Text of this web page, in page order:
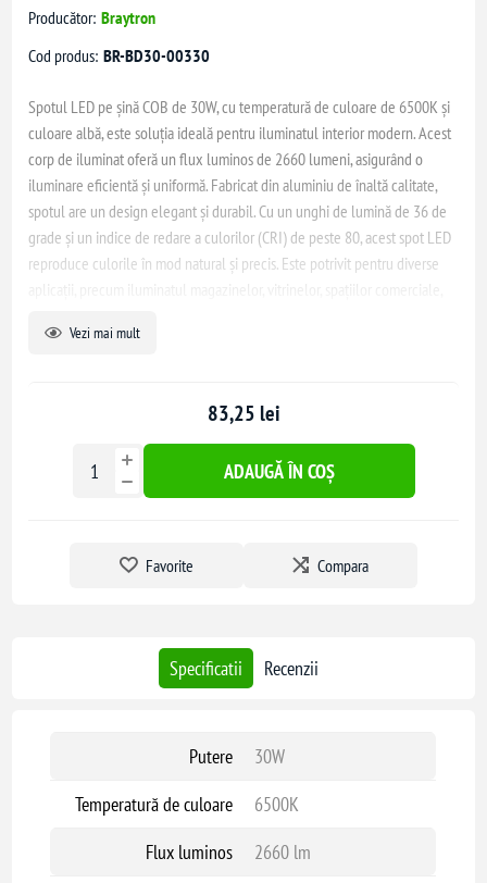
Producător: Braytron
Cod produs: BR-BD30-00330
Spotul LED pe șină COB de 30W, cu temperatură de culoare de 6500K și
culoare albă, este soluția ideală pentru iluminatul interior modern. Acest
corp de iluminat oferă un flux luminos de 2660 lumeni, asigurând o
iluminare eficientă și uniformă. Fabricat din aluminiu de înaltă calitate,
spotul are un design elegant și durabil. Cu un unghi de lumină de 36 de
grade și un indice de redare a culorilor (CRI) de peste 80, acest spot LED
reproduce culorile în mod natural și precis. Este potrivit pentru diverse
ajustarea ușoară a direcției luminii, oferind flexibilitate în designul
Vezi mai mult
83,25 lei
ADAUGĂ ÎN COȘ
Favorite Compara
Specificatii Recenzii
Putere
30W
Temperatură de culoare
6500K
Flux luminos
2660 lm